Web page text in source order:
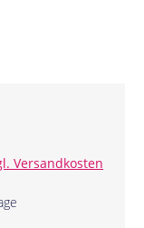
Versandkosten